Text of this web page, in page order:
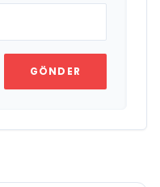
GÖNDER